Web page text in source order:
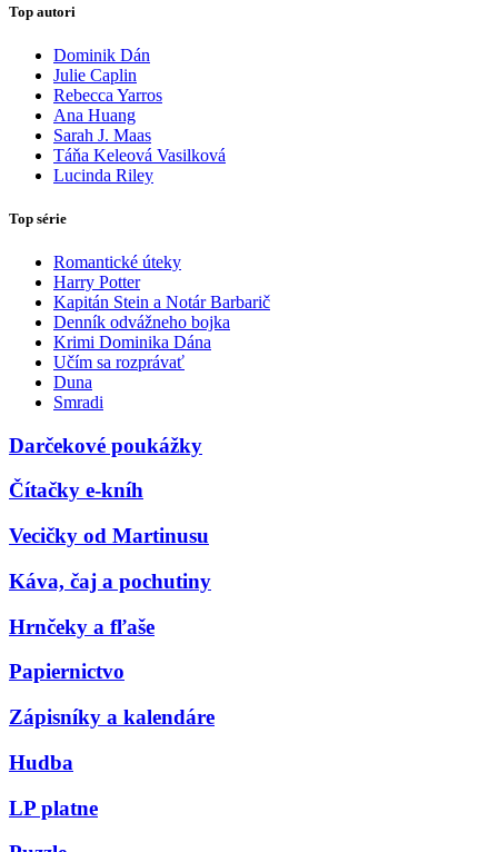
Top autori
Dominik Dán
Julie Caplin
Rebecca Yarros
Ana Huang
Sarah J. Maas
Táňa Keleová Vasilková
Lucinda Riley
Top série
Romantické úteky
Harry Potter
Kapitán Stein a Notár Barbarič
Denník odvážneho bojka
Krimi Dominika Dána
Učím sa rozprávať
Duna
Smradi
Darčekové poukážky
Čítačky e-kníh
Vecičky od Martinusu
Káva, čaj a pochutiny
Hrnčeky a fľaše
Papiernictvo
Zápisníky a kalendáre
Hudba
LP platne